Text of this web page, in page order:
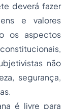
deverá fazer
e valores
os aspectos
não
segurança,
é livre para